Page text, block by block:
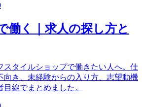
働く｜求人の探し方と
スタイルショップで働きたい人へ。仕
向き、未経験からの入り方、志望動機
線でまとめました。